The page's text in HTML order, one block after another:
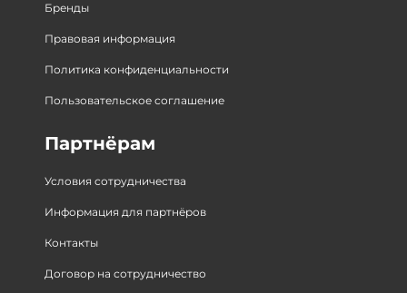
Бренды
Правовая информация
Политика конфиденциальности
Пользовательское соглашение
Партнёрам
Условия сотрудничества
Информация для партнёров
Контакты
Договор на сотрудничество